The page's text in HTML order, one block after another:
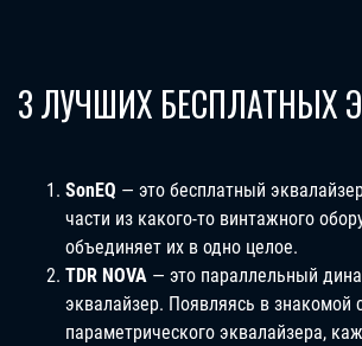
3 ЛУЧШИХ БЕСПЛАТНЫХ
SonEQ — это бесплатный
части из какого-то винтажного
объединяет их в одно целое.
TDR NOVA — это параллельный
эквалайзер. Появляясь в знакомой
параметрического эквалайзера,